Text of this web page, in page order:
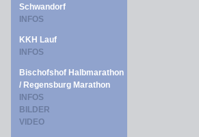
Schwandorf
INFOS
KKH Lauf
INFOS
Bischofshof Halbmarathon
/ Regensburg Marathon
INFOS
BILDER
VIDEO